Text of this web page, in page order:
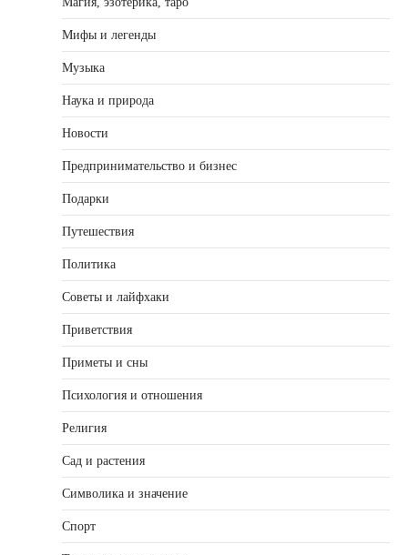
Мифы и легенды
Музыка
Наука и природа
Новости
Предпринимательство и бизнес
Подарки
Путешествия
Политика
Советы и лайфхаки
Приветствия
Приметы и сны
Психология и отношения
Религия
Сад и растения
Символика и значение
Спорт